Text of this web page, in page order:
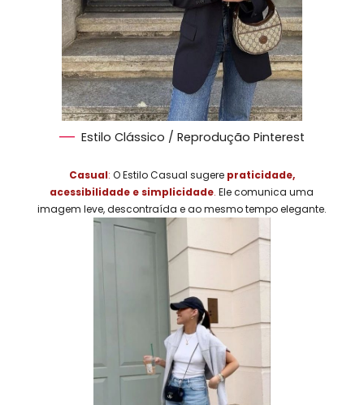
Estilo Clássico / Reprodução Pinterest
Casual: O Estilo Casual sugere praticidade,
acessibilidade e simplicidade. Ele comunica uma
imagem leve, descontraída e ao mesmo tempo elegante.